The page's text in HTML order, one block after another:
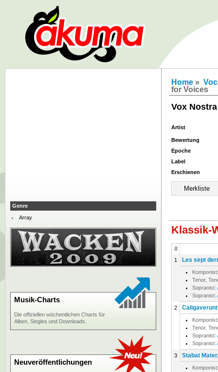
Home »
for Voices
Vox
Artist
Bewertung
Epoche
Label
Erschienen
Klassik-
#
1 Les sept
Tenor,
Sopranist:
Sopranist:
2
Tenor,
Sopranist:
Sopranist:
3 Stabat
Genre
Array
Musik-Charts
Die offiziellen wöchentlichen Charts für
Alben, Singles und Downloads.
Neuveröffentlichungen